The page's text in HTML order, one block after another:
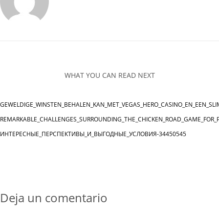
WHAT YOU CAN READ NEXT
ИНТЕРЕСНЫЕ_ПЕРСПЕКТИВЫ_И_ВЫГОДНЫЕ_УСЛОВИЯ-34450545
Deja un comentario